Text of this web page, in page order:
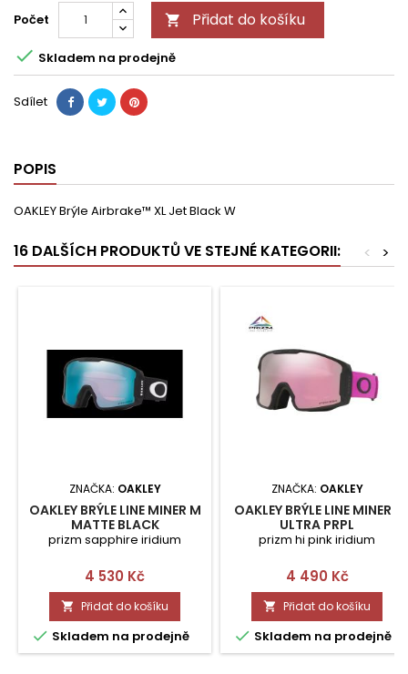
Počet  Přidat do košíku
 Skladem na prodejně
Sdílet
POPIS
OAKLEY Brýle Airbrake™ XL Jet Black W
16 DALŠÍCH PRODUKTŮ VE STEJNÉ KATEGORII: >
<
ZNAČKA: OAKLEY
OAKLEY BRÝLE LINE MINER M
MATTE BLACK
prizm sapphire iridium
Cena
4 530 Kč
 Přidat do košíku
 Skladem na prodejně
ZNAČKA: OAKLEY
OAKLEY BRÝLE LINE MINER L
ULTRA PRPL
prizm hi pink iridium
Cena
4 490 Kč
 Přidat do košíku
 Skladem na prodejně